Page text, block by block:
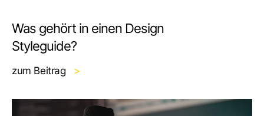
Was gehört in einen Design
Styleguide?
zum Beitrag >